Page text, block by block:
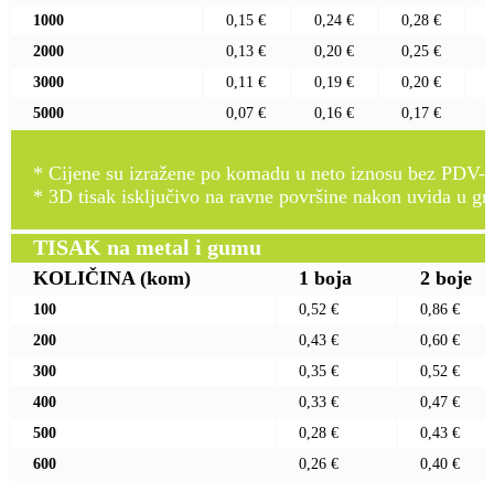
1000
0,15 € 0,24 € 0,28 €
2000
0,13 € 0,20 € 0,25 €
3000
0,11 € 0,19 € 0,20 €
5000
0,07 € 0,16 € 0,17 €
* Cijene su izražene po komadu u neto iznosu bez PDV-
* 3D tisak isključivo na ravne površine nakon uvida u
TISAK na metal i gumu
KOLIČINA (kom) 1 boja 2 boje
100 0,52 €
0,86 €
200
0,43 €
0,60 €
300
0,35 €
0,52 €
400
0,33 €
0,47 €
500
0,28 €
0,43 €
600
0,26 €
0,40 €